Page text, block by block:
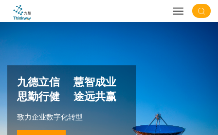
九德立信 慧智成业
思勤行健 途远共赢
致力企业数字化转型